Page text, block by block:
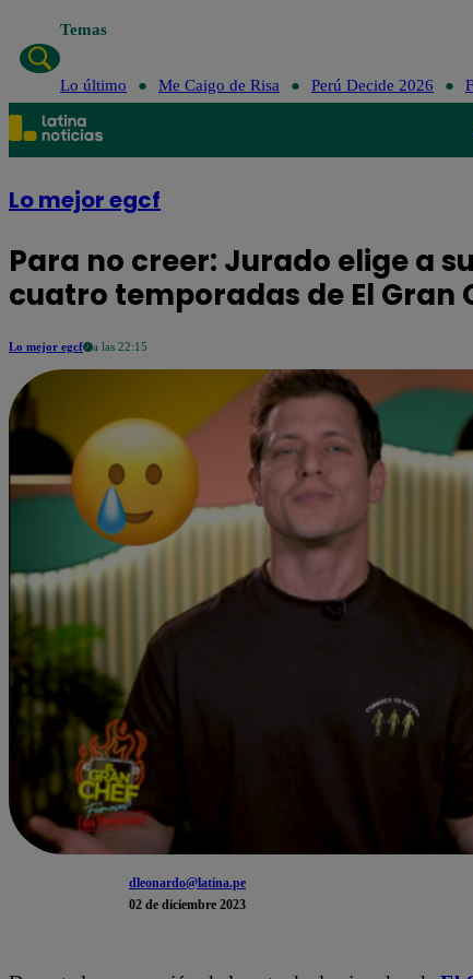
Temas
Lo último Me Caigo de Risa Perú Decide 2026
Lo mejor egcf
Para no creer: Jurado elige a
cuatro temporadas de El Gran
Lo mejor egcf a las 22:15
dleonardo@latina.pe
02 de diciembre 2023